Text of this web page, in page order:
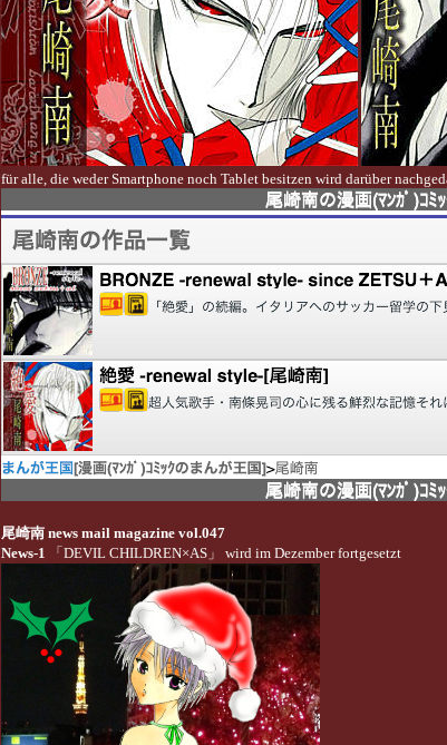
für alle, die weder Smartphone noch Tablet besitzen wird darüber
尾崎南 news mail magazine vol.047
News-1 「DEVIL CHILDREN×AS」 wird im Dezember fortgesetzt